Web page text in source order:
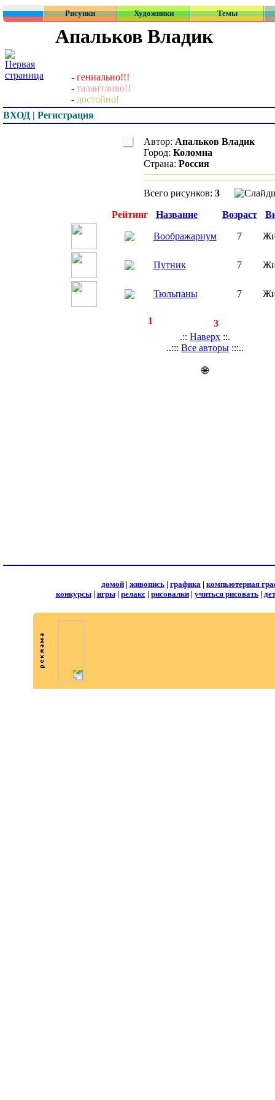
Рисунки Художники Темы
Апальков Владик
- гениально!!!
- талантливо!!
- достойно!
ВХОД | Регистрация
Автор: Апальков Владик
Город: Коломна
Страна: Россия
Всего рисунков: 3
Рейтинг Название Возраст
Воображариум 7
Путник 7
Тюльпаны 7
1
3
.:: Наверх ::.
..::: Все авторы :::..
🌐
домой | живопись | графика | компьютерная
конкурсы| игры| релакс| рисовалки| учиться рисовать|